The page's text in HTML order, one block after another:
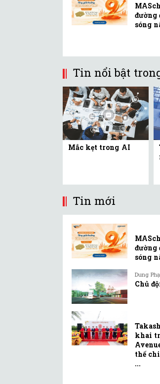
đường
sóng
Tin nổi bật
Mắc kẹt trong AI
Tin mới
đường
sóng
Dung
Chủ
khai
thế
...